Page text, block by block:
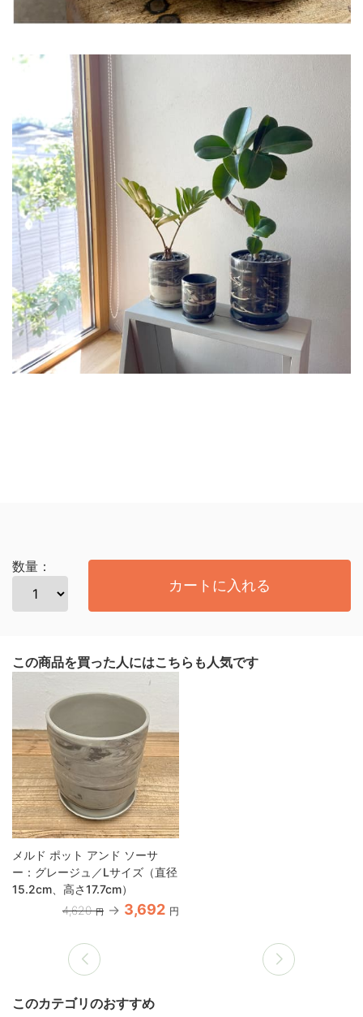
数量：
カートに入れる
この商品を買った人にはこちらも人気です
メルド ポット アンド ソーサ
ー：グレージュ／Lサイズ（直径
15.2cm、高さ17.7cm）
4,620 円 3,692 円
このカテゴリのおすすめ